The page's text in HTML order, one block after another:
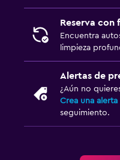
Reserva con
Encuentra
limpieza
Alertas de
¿Aún no
Crea una
seguimiento.